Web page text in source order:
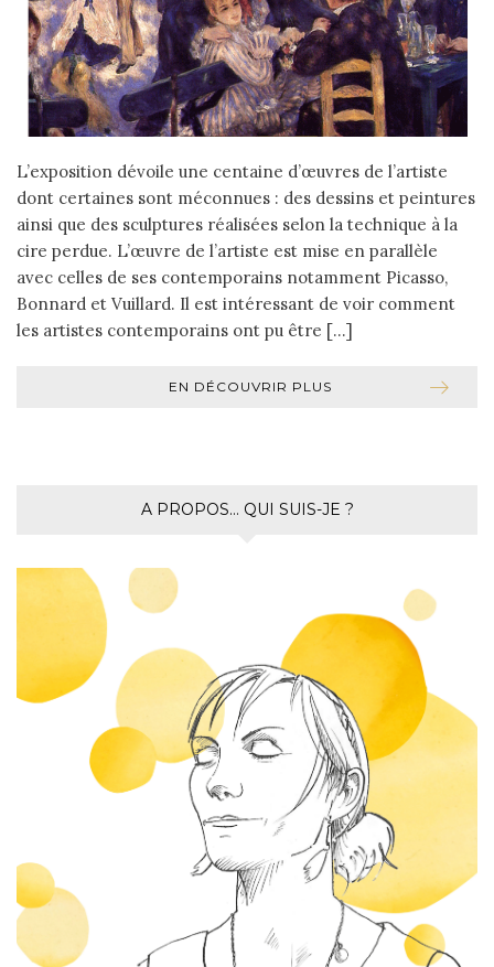
L’exposition dévoile une centaine d’œuvres de l’artiste
dont certaines sont méconnues : des dessins et peintures
ainsi que des sculptures réalisées selon la technique à la
cire perdue. L’œuvre de l’artiste est mise en parallèle
avec celles de ses contemporains notamment Picasso,
Bonnard et Vuillard. Il est intéressant de voir comment
les artistes contemporains ont pu être […]
EN DÉCOUVRIR PLUS
A PROPOS… QUI SUIS-JE ?